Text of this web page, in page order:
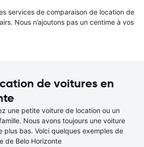
services de comparaison de location de
Nous n’ajoutons pas un centime à vos
de voitures en
une petite voiture de location ou un
Nous avons toujours une voiture
plus bas. Voici quelques exemples de
de Belo Horizonte